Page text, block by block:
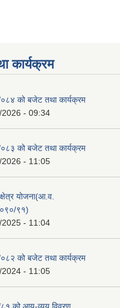
कार्यक्रम
को बजेट तथा कार्यक्रम
- 09:34
को बजेट तथा कार्यक्रम
- 11:05
क्षेत्र योजना(आ.व.
९१)
- 11:04
को बजेट तथा कार्यक्रम
- 11:05
को आय-व्यय विवरण